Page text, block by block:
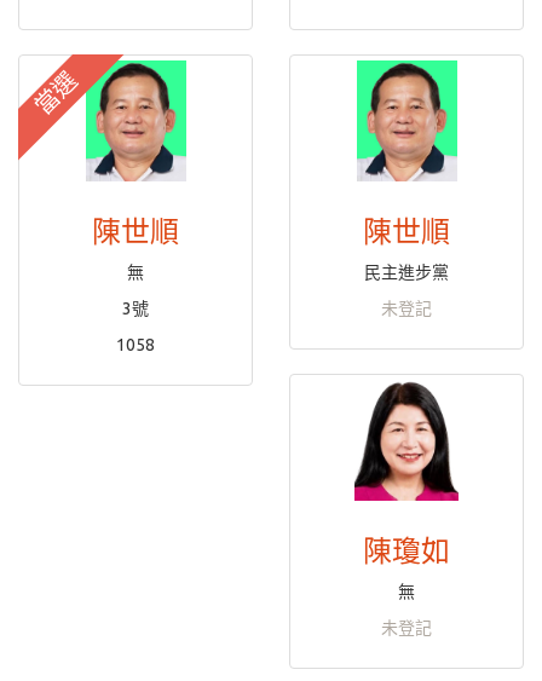
當選
陳世順
無
3號
1058
陳世順
民主進步黨
未登記
陳瓊如
無
未登記